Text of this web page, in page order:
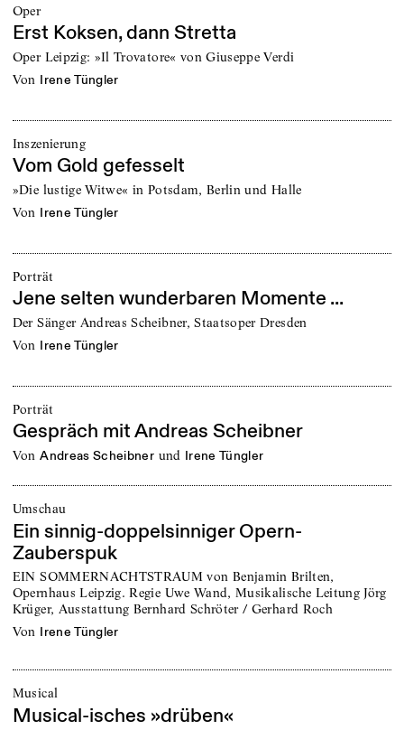
Oper
Erst Koksen, dann Stretta
Oper Leipzig: »Il Trovatore« von Giuseppe Verdi
von Irene Tüngler
Inszenierung
Vom Gold gefesselt
»Die lustige Witwe« in Potsdam, Berlin und Halle
von Irene Tüngler
Porträt
Jene selten wunderbaren Momente ...
Der Sänger Andreas Scheibner, Staatsoper Dresden
von Irene Tüngler
Porträt
Gespräch mit Andreas Scheibner
von Andreas Scheibner und Irene Tüngler
Umschau
Ein sinnig-doppelsinniger Opern-
Zauberspuk
EIN SOMMERNACHTSTRAUM von Benjamin Brilten,
Opernhaus Leipzig. Regie Uwe Wand, Musikalische Leitung Jörg
Krüger, Ausstattung Bernhard Schröter / Gerhard Roch
von Irene Tüngler
Musical
Musical-isches »drüben«